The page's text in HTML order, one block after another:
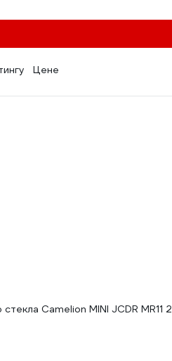
Цене
Camelion MINI JCDR